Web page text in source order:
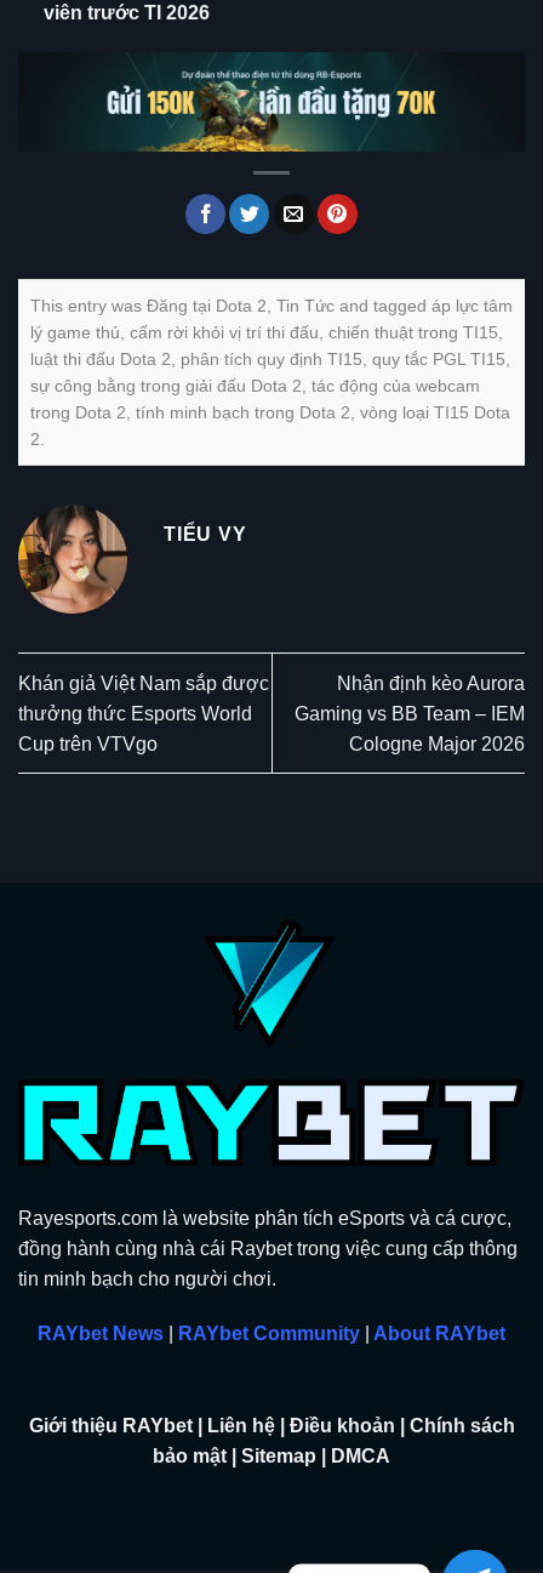
viên trước TI 2026
This entry was Đăng tại Dota 2, Tin Tức and tagged áp lực tâm
lý game thủ, cấm rời khỏi vị trí thi đấu, chiến thuật trong TI15,
luật thi đấu Dota 2, phân tích quy định TI15, quy tắc PGL TI15,
sự công bằng trong giải đấu Dota 2, tác động của webcam
trong Dota 2, tính minh bạch trong Dota 2, vòng loại TI15 Dota
2.
TIỂU VY
Khán giả Việt Nam sắp được
thưởng thức Esports World
Cup trên VTVgo
Nhận định kèo Aurora
Gaming vs BB Team – IEM
Cologne Major 2026
Rayesports.com là website phân tích eSports và cá cược,
đồng hành cùng nhà cái Raybet trong việc cung cấp thông
tin minh bạch cho người chơi.
RAYbet News RAYbet Community About RAYbet
Giới thiệu RAYbet| Liên hệ| Điều khoản
Chính sách
bảo mật
Sitemap DMCA